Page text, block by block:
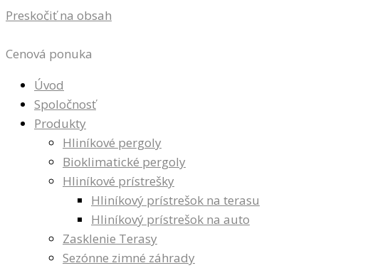
Preskočiť na obsah
Cenová ponuka
Úvod
Spoločnosť
Produkty
Hliníkové pergoly
Bioklimatické pergoly
Hliníkové prístrešky
Hliníkový prístrešok na terasu
Hliníkový prístrešok na auto
Zasklenie Terasy
Sezónne zimné záhrady